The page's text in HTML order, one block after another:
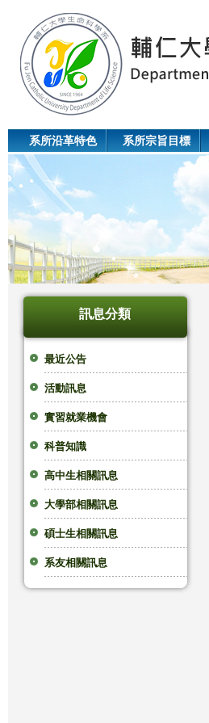
系所沿革特色 系所宗旨目標
訊息分類
最近公告
活動訊息
實習就業機會
科普知識
高中生相關訊息
大學部相關訊息
碩士生相關訊息
系友相關訊息